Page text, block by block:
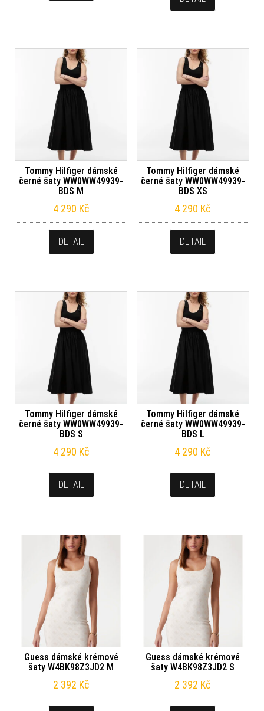
Tommy Hilfiger dámské
černé šaty WW0WW49939-
BDS M
4 290 Kč
DETAIL
Tommy Hilfiger dámské
černé šaty WW0WW49939-
BDS XS
4 290 Kč
DETAIL
Tommy Hilfiger dámské
černé šaty WW0WW49939-
BDS S
4 290 Kč
DETAIL
Tommy Hilfiger dámské
černé šaty WW0WW49939-
BDS L
4 290 Kč
DETAIL
Guess dámské krémové
šaty W4BK98Z3JD2 M
2 392 Kč
Guess dámské krémové
šaty W4BK98Z3JD2 S
2 392 Kč